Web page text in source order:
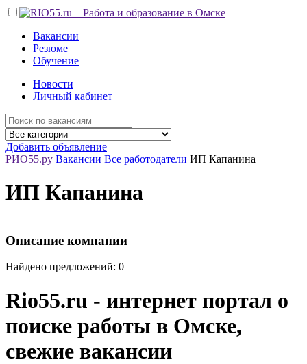
Вакансии
Резюме
Обучение
Новости
Личный кабинет
Добавить объявление
РИО55.ру Вакансии Все работодатели ИП Капанина
ИП Капанина
Описание компании
Найдено предложений: 0
Rio55.ru - интернет портал о
поиске работы в Омске,
свежие вакансии